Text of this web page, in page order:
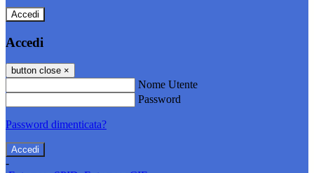
Accedi
Accedi
button close ×
Nome Utente
Password
Password dimenticata?
-